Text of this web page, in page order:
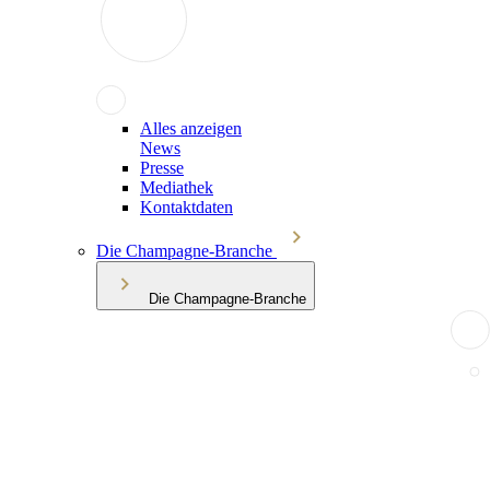
Alles anzeigen
News
Presse
Mediathek
Kontaktdaten
Die Champagne-Branche
Die Champagne-Branche